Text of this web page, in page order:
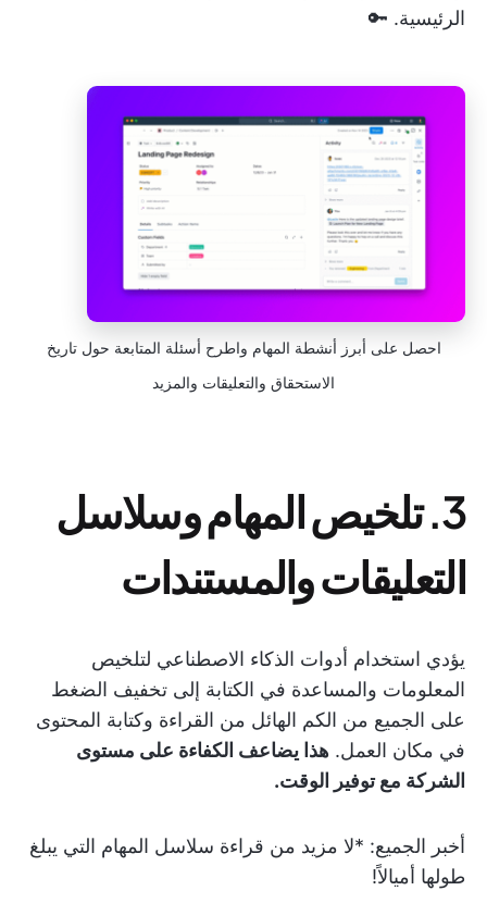
الرئيسية. 🔑
احصل على أبرز أنشطة المهام واطرح أسئلة المتابعة حول تاريخ
الاستحقاق والتعليقات والمزيد
3. تلخيص المهام وسلاسل
التعليقات والمستندات
يؤدي استخدام أدوات الذكاء الاصطناعي لتلخيص
المعلومات والمساعدة في الكتابة إلى تخفيف الضغط
على الجميع من الكم الهائل من القراءة وكتابة المحتوى
في مكان العمل. هذا يضاعف الكفاءة على مستوى
الشركة مع توفير الوقت.
أخبر الجميع: *لا مزيد من قراءة سلاسل المهام التي يبلغ
طولها أميالاً!